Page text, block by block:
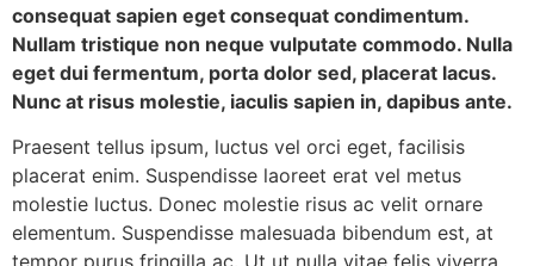
consequat sapien eget consequat condimentum.
Nullam tristique non neque vulputate commodo. Nulla
eget dui fermentum, porta dolor sed, placerat lacus.
Nunc at risus molestie, iaculis sapien in, dapibus ante.
Praesent tellus ipsum, luctus vel orci eget, facilisis
placerat enim. Suspendisse laoreet erat vel metus
molestie luctus. Donec molestie risus ac velit ornare
elementum. Suspendisse malesuada bibendum est, at